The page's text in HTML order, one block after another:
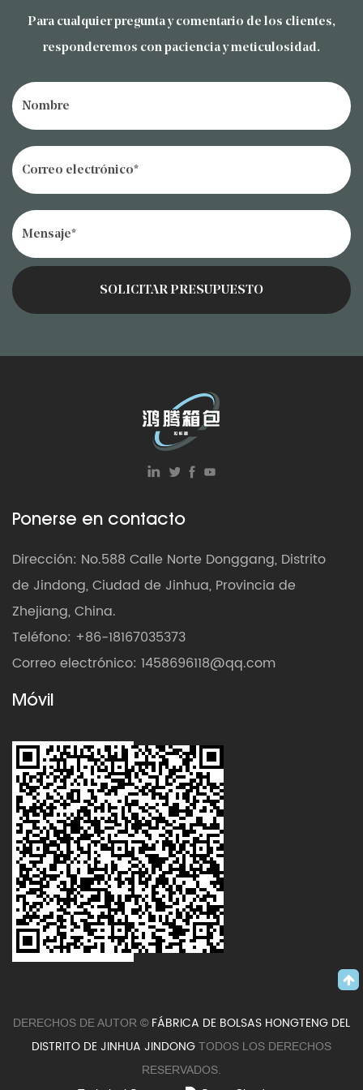
hace fáciles de transportar.
La serie de maletas para PC con ruedas
universales y doble asa de aleación de
aluminio de 20/24/28 pulgadas es una
opción robusta, elegante y práctica para
los viajeros. Con su combinación de
necesidades de viaje, garantizando que sus
pertenencias estén seguras y bien
organizadas durante su viaje.
Para cualquier pregunta y comentario de los clientes,
responderemos con paciencia y meticulosidad.
Ponerse en contacto
Dirección: No.588 Calle Norte Donggang, Distrito
de Jindong, Ciudad de Jinhua, Provincia de
Zhejiang, China.
Teléfono: +86-18167035373
Correo electrónico: 1458696118@qq.com
Móvil
DERECHOS DE AUTOR © FÁBRICA DE BOLSAS HONGTENG DEL
DISTRITO DE JINHUA JINDONG TODOS LOS DERECHOS
RESERVADOS.